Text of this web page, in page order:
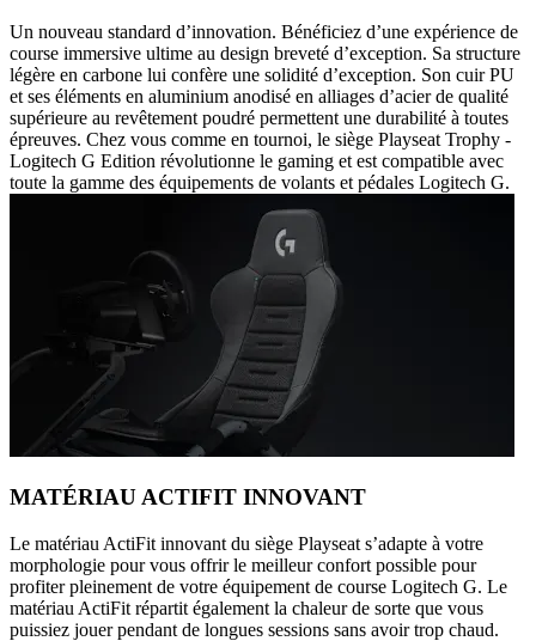
Un nouveau standard d’innovation. Bénéficiez d’une expérience de
course immersive ultime au design breveté d’exception. Sa structure
légère en carbone lui confère une solidité d’exception. Son cuir PU
et ses éléments en aluminium anodisé en alliages d’acier de qualité
supérieure au revêtement poudré permettent une durabilité à toutes
épreuves. Chez vous comme en tournoi, le siège Playseat Trophy -
Logitech G Edition révolutionne le gaming et est compatible avec
toute la gamme des équipements de volants et pédales Logitech G.
MATÉRIAU ACTIFIT INNOVANT
Le matériau ActiFit innovant du siège Playseat s’adapte à votre
morphologie pour vous offrir le meilleur confort possible pour
profiter pleinement de votre équipement de course Logitech G. Le
matériau ActiFit répartit également la chaleur de sorte que vous
puissiez jouer pendant de longues sessions sans avoir trop chaud.